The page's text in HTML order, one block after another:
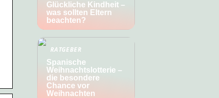
Glückliche Kindheit –
was sollten Eltern
beachten?
RATGEBER
Spanische
Weihnachtslotterie –
die besondere
Chance vor
Weihnachten